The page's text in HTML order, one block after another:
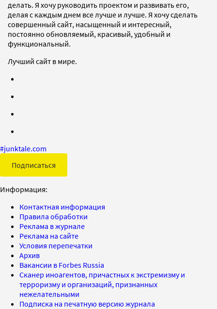
делать. Я хочу руководить проектом и развивать его,
делая с каждым днем все лучше и лучше. Я хочу сделать
совершенный сайт, насыщенный и интересный,
постоянно обновляемый, красивый, удобный и
функциональный.
Лучший сайт в мире.
#junktale.com
Подписаться
Информация:
Контактная информация
Правила обработки
Реклама в журнале
Реклама на сайте
Условия перепечатки
Архив
Вакансии в Forbes Russia
Сканер иноагентов, причастных к экстремизму и
терроризму и организаций, признанных
нежелательными
Подписка на печатную версию журнала